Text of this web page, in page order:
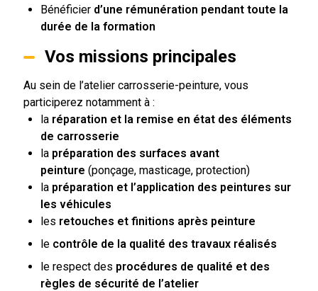
Bénéficier d’une rémunération pendant toute la
durée de la formation
Vos missions principales
Au sein de l’atelier carrosserie-peinture, vous
participerez notamment à :
la réparation et la remise en état des éléments
de carrosserie
la préparation des surfaces avant
peinture (ponçage, masticage, protection)
la préparation et l’application des peintures sur
les véhicules
les retouches et finitions après peinture
le contrôle de la qualité des travaux réalisés
le respect des procédures de qualité et des
règles de sécurité de l’atelier